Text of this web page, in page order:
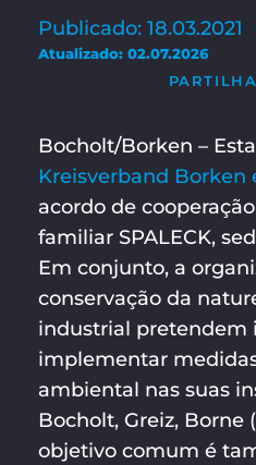
Publicado: 18.03.2021
Atualizado: 02.07.2026
Bocholt/Borken –
Kreisverband Borken
acordo de
familiar SPALECK,
Em conjunto, a
conservação da
industrial pretendem
implementar
ambiental nas suas
Bocholt, Greiz, Borne
objetivo comum é